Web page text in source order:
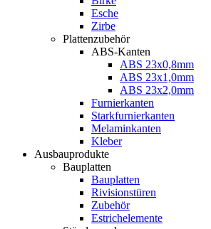
Esche
Zirbe
Plattenzubehör
ABS-Kanten
ABS 23x0,8mm
ABS 23x1,0mm
ABS 23x2,0mm
Furnierkanten
Starkfurnierkanten
Melaminkanten
Kleber
Ausbauprodukte
Bauplatten
Bauplatten
Rivisionstüren
Zubehör
Estrichelemente